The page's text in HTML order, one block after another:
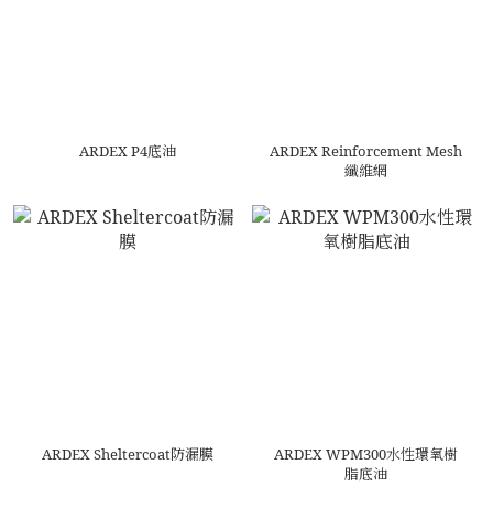
ARDEX P4底油
ARDEX Reinforcement Mesh
纖維網
ARDEX Sheltercoat防漏膜
ARDEX WPM300水性環氧樹
脂底油